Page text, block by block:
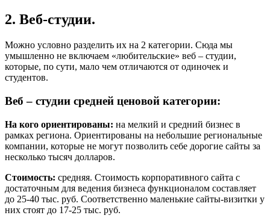
2. Веб-студии.
Можно условно разделить их на 2 категории. Сюда мы
умышленно не включаем «любительские» веб – студии,
которые, по сути, мало чем отличаются от одиночек и
студентов.
Веб – студии средней ценовой категории:
На кого ориентированы: на мелкий и средний бизнес в
рамках региона. Ориентированы на небольшие региональные
компании, которые не могут позволить себе дорогие сайты за
несколько тысяч долларов.
Стоимость: средняя. Стоимость корпоративного сайта с
достаточным для ведения бизнеса функционалом составляет
до 25-40 тыс. руб. Соответственно маленькие сайты-визитки у
них стоят до 17-25 тыс. руб.